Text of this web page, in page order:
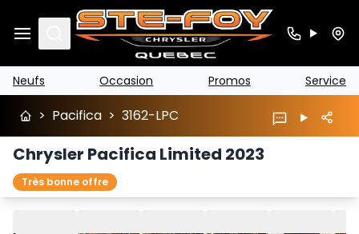
Search
Neufs Occasion Promos Service
> Pacifica > 3162-LPC
Chrysler Pacifica Limited 2023
Très bonne offre
Lire Précédent
Suivant